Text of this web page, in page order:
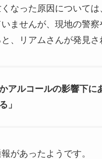
なった原因について
ませんが、現地の警
、リアムさんが発見さ
かアルコールの影響下に
」
があったようです。